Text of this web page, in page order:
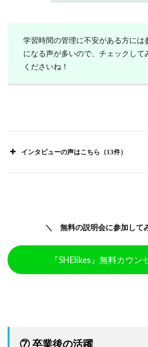
学習時間の管理に不安がある方には
になる声が多いので、チェックして
くださいね！
インタビューの声はこちら（13件）
＼ 無料の説明会に参加し
『SHElikes』無料カウン
⑦ 卒業後の活躍